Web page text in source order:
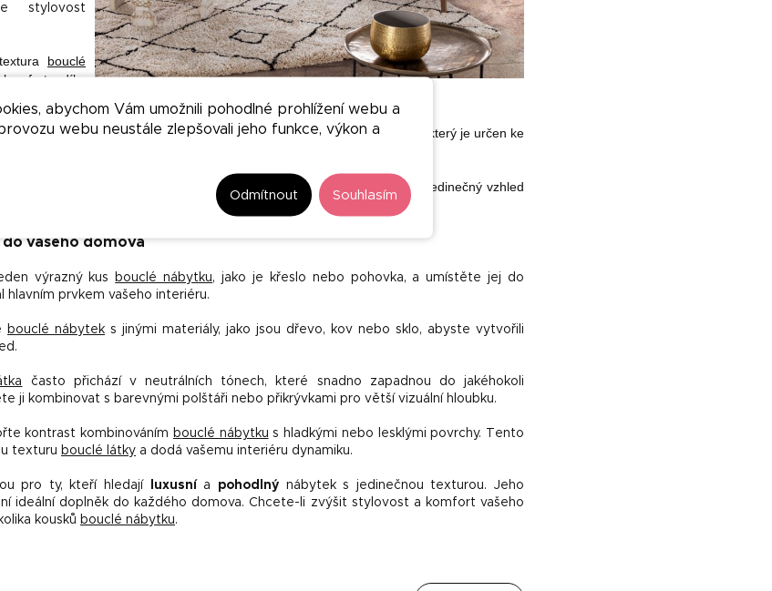
abychom Vám umožnili pohodlné prohlížení webu a
webu neustále zlepšovali jeho funkce, výkon a
Odmítnout Souhlasím
stylovost
bouclé
díky
a pufy.
a odolná vůči opotřebení, což z ní činí vynikající materiál pro nábytek, který je určen ke
se hodí do různých stylů interiérů, od moderních až po klasické. Jeho jedinečný vzhled
a barvami.
vašeho domova
výrazný kus bouclé nábytku, jako je křeslo nebo pohovka, a umístěte jej do
hlavním prvkem vašeho interiéru.
bouclé nábytek s jinými materiály, jako jsou dřevo, kov nebo sklo, abyste vytvořili
často přichází v neutrálních tónech, které snadno zapadnou do jakéhokoli
ji kombinovat s barevnými polštáři nebo přikrývkami pro větší vizuální hloubku.
kontrast kombinováním bouclé nábytku s hladkými nebo lesklými povrchy. Tento
texturu bouclé látky a dodá vašemu interiéru dynamiku.
pro ty, kteří hledají luxusnía pohodlnýnábytek s jedinečnou texturou. Jeho
ideální doplněk do každého domova. Chcete-li zvýšit stylovost a komfort vašeho
kousků bouclé nábytku.